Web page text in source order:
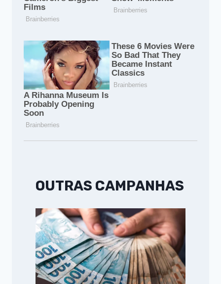
OUTRAS CAMPANHAS